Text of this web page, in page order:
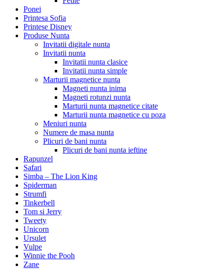
Ponei
Printesa Sofia
Printese Disney
Produse Nunta
Invitatii digitale nunta
Invitatii nunta
Invitatii nunta clasice
Invitatii nunta simple
Marturii magnetice nunta
Magneti nunta inima
Magneti rotunzi nunta
Marturii nunta magnetice citate
Marturii nunta magnetice cu poza
Meniuri nunta
Numere de masa nunta
Plicuri de bani nunta
Plicuri de bani nunta ieftine
Rapunzel
Safari
Simba – The Lion King
Spiderman
Strumfi
Tinkerbell
Tom si Jerry
Tweety
Unicorn
Ursulet
Vulpe
Winnie the Pooh
Zane